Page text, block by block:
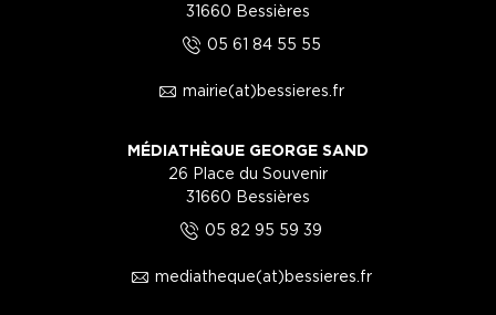
31660 Bessières
5 05 61 84 55 55
1 mairie(at)bessieres.fr
MÉDIATHÈQUE GEORGE SAND
26 Place du Souvenir
31660 Bessières
5 05 82 95 59 39
1 mediatheque(at)bessieres.fr